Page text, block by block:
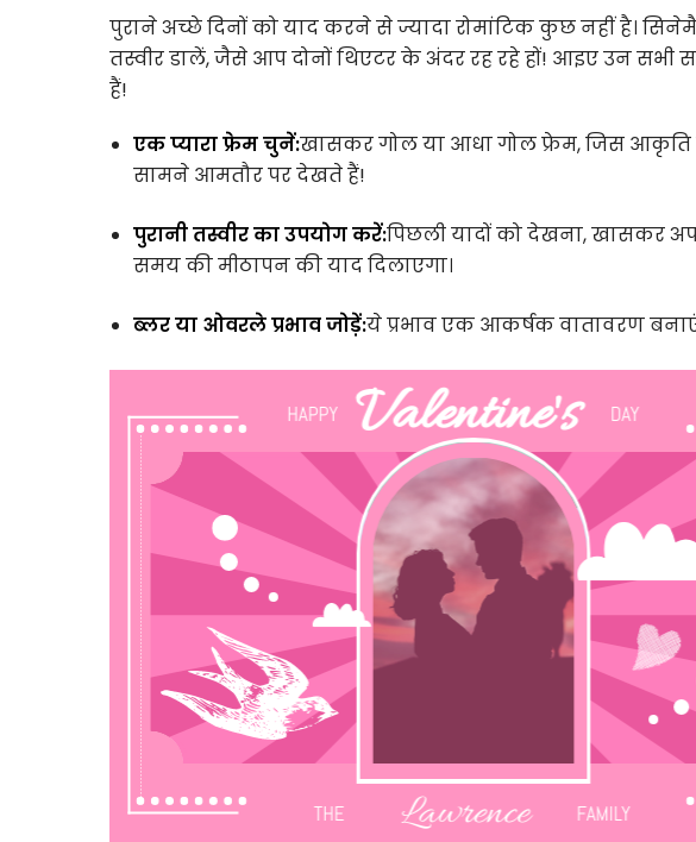
पुराने अच्छे दिनों को याद करने से ज्यादा रोमांटिक कुछ नहीं है।
तस्वीर डालें, जैसे आप दोनों थिएटर के अंदर रह रहे हों! आइए उन
हैं!
एक प्यारा फ्रेम चुनें:खासकर गोल या आधा गोल फ्रेम, जिस आकृति
सामने आमतौर पर देखते हैं!
पुरानी तस्वीर का उपयोग करें:पिछली यादों को देखना, खासकर
समय की मीठापन की याद दिलाएगा।
ब्लर या ओवरले प्रभाव जोड़ें:ये प्रभाव एक आकर्षक वातावरण